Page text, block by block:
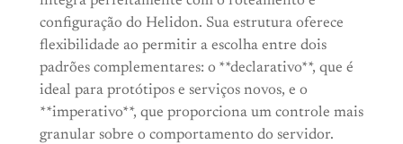
configuração do Helidon. Sua estrutura oferece
flexibilidade ao permitir a escolha entre dois
padrões complementares: o **declarativo**, que é
ideal para protótipos e serviços novos, e o
**imperativo**, que proporciona um controle mais
granular sobre o comportamento do servidor.